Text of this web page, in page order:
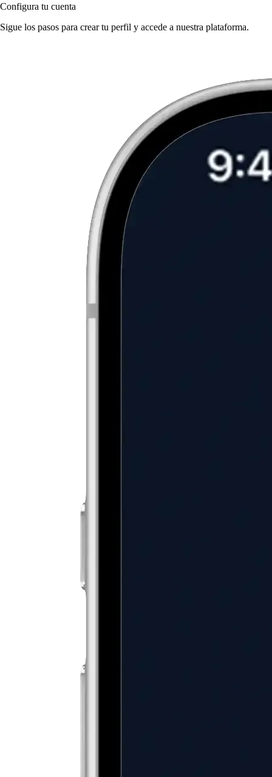
Configura tu cuenta
Sigue los pasos para crear tu perfil y accede a nuestra plataforma.